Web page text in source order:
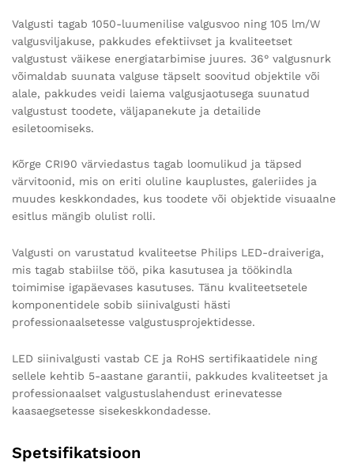
Valgusti tagab 1050-luumenilise valgusvoo ning 105 lm/W
valgusviljakuse, pakkudes efektiivset ja kvaliteetset
valgustust väikese energiatarbimise juures. 36° valgusnurk
võimaldab suunata valguse täpselt soovitud objektile või
alale, pakkudes veidi laiema valgusjaotusega suunatud
valgustust toodete, väljapanekute ja detailide
esiletoomiseks.
Kõrge CRI90 värviedastus tagab loomulikud ja täpsed
värvitoonid, mis on eriti oluline kauplustes, galeriides ja
muudes keskkondades, kus toodete või objektide visuaalne
esitlus mängib olulist rolli.
Valgusti on varustatud kvaliteetse Philips LED-draiveriga,
mis tagab stabiilse töö, pika kasutusea ja töökindla
toimimise igapäevases kasutuses. Tänu kvaliteetsetele
komponentidele sobib siinivalgusti hästi
professionaalsetesse valgustusprojektidesse.
LED siinivalgusti vastab CE ja RoHS sertifikaatidele ning
sellele kehtib 5-aastane garantii, pakkudes kvaliteetset ja
professionaalset valgustuslahendust erinevatesse
kaasaegsetesse sisekeskkondadesse.
Spetsifikatsioon